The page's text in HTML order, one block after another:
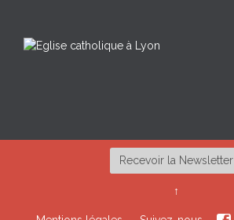
Recevoir la Newsletter
↑